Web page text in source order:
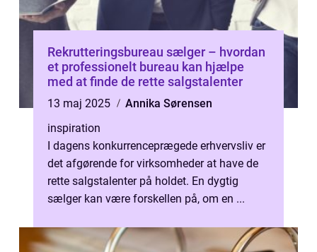
Rekrutteringsbureau sælger – hvordan
et professionelt bureau kan hjælpe
med at finde de rette salgstalenter
13 maj 2025
Annika Sørensen
inspiration
I dagens konkurrenceprægede erhvervsliv er
det afgørende for virksomheder at have de
rette salgstalenter på holdet. En dygtig
sælger kan være forskellen på, om en ...